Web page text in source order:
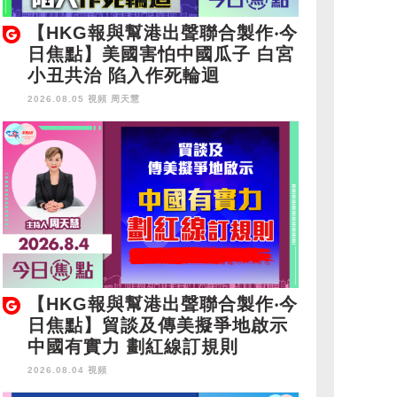
【HKG報與幫港出聲聯合製作‧今
日焦點】美國害怕中國瓜子 白宮
小丑共治 陷入作死輪迴
2026.08.05 視頻 周天慧
【HKG報與幫港出聲聯合製作‧今
日焦點】貿談及傳美擬爭地啟示
中國有實力 劃紅線訂規則
2026.08.04 視頻